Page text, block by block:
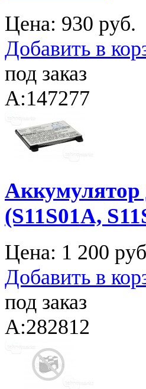
Цена: 930 руб.
Добавить в
под заказ
A:147277
Аккумулятор
(S11S01A,
Цена: 1 200
Добавить в
под заказ
A:282812